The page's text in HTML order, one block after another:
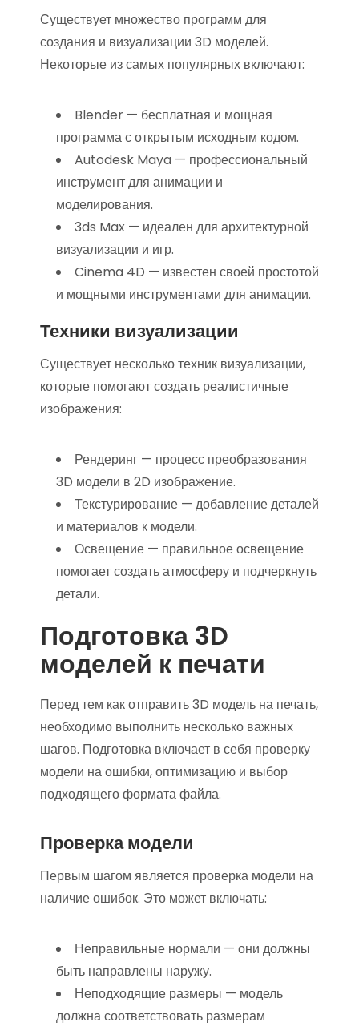
Существует множество программ для
создания и визуализации 3D моделей.
Некоторые из самых популярных включают:
Blender — бесплатная и мощная
программа с открытым исходным кодом.
Autodesk Maya — профессиональный
инструмент для анимации и
моделирования.
3ds Max — идеален для архитектурной
визуализации и игр.
Cinema 4D — известен своей простотой
и мощными инструментами для анимации.
Техники визуализации
Существует несколько техник визуализации,
которые помогают создать реалистичные
изображения:
Рендеринг — процесс преобразования
3D модели в 2D изображение.
Текстурирование — добавление деталей
и материалов к модели.
Освещение — правильное освещение
помогает создать атмосферу и подчеркнуть
детали.
Подготовка 3D
моделей к печати
Перед тем как отправить 3D модель на печать,
необходимо выполнить несколько важных
шагов. Подготовка включает в себя проверку
модели на ошибки, оптимизацию и выбор
подходящего формата файла.
Проверка модели
Первым шагом является проверка модели на
наличие ошибок. Это может включать:
Неправильные нормали — они должны
быть направлены наружу.
Неподходящие размеры — модель
должна соответствовать размерам